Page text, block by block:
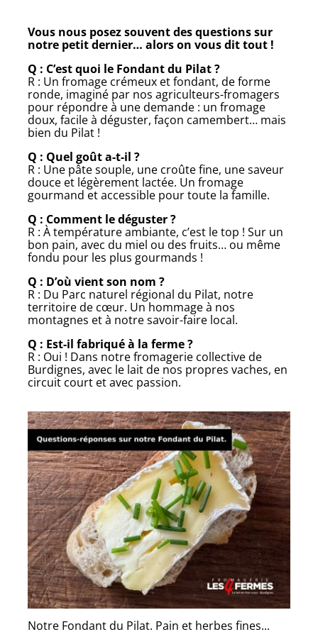
Vous nous posez souvent des questions sur
notre petit dernier… alors on vous dit tout !
Q : C’est quoi le Fondant du Pilat ?
R : Un fromage crémeux et fondant, de forme
ronde, imaginé par nos agriculteurs-fromagers
pour répondre à une demande : un fromage
doux, facile à déguster, façon camembert… mais
bien du Pilat !
Q : Quel goût a-t-il ?
R : Une pâte souple, une croûte fine, une saveur
douce et légèrement lactée. Un fromage
gourmand et accessible pour toute la famille.
Q : Comment le déguster ?
R : À température ambiante, c’est le top ! Sur un
bon pain, avec du miel ou des fruits… ou même
fondu pour les plus gourmands !
Q : D’où vient son nom ?
R : Du Parc naturel régional du Pilat, notre
territoire de cœur. Un hommage à nos
montagnes et à notre savoir-faire local.
Q : Est-il fabriqué à la ferme ?
R : Oui ! Dans notre fromagerie collective de
Burdignes, avec le lait de nos propres vaches, en
circuit court et avec passion.
Notre Fondant du Pilat. Pain et herbes fines...